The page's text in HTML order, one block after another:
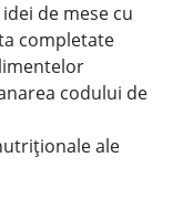
de mese cu
completate
codului de
ale